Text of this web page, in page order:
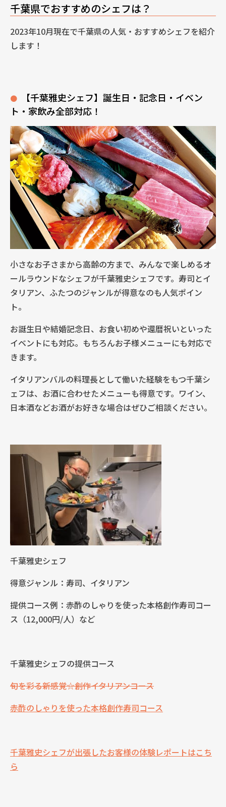
千葉県でおすすめのシェフは？
2023年10月現在で千葉県の人気・おすすめシェフを紹介
します！
【千葉雅史シェフ】誕生日・記念日・イベン
ト・家飲み全部対応！
小さなお子さまから高齢の方まで、みんなで楽しめるオ
ールラウンドなシェフが千葉雅史シェフです。寿司とイ
タリアン、ふたつのジャンルが得意なのも人気ポイン
ト。
お誕生日や結婚記念日、お食い初めや還暦祝いといった
イベントにも対応。もちろんお子様メニューにも対応で
きます。
イタリアンバルの料理長として働いた経験をもつ千葉シ
ェフは、お酒に合わせたメニューも得意です。ワイン、
日本酒などお酒がお好きな場合はぜひご相談ください。
千葉雅史シェフ
得意ジャンル：寿司、イタリアン
提供コース例：赤酢のしゃりを使った本格創作寿司コー
ス（12,000円/人）など
千葉雅史シェフの提供コース
旬を彩る新感覚☆創作イタリアンコース
赤酢のしゃりを使った本格創作寿司コース
千葉雅史シェフが出張したお客様の体験レポートはこち
ら